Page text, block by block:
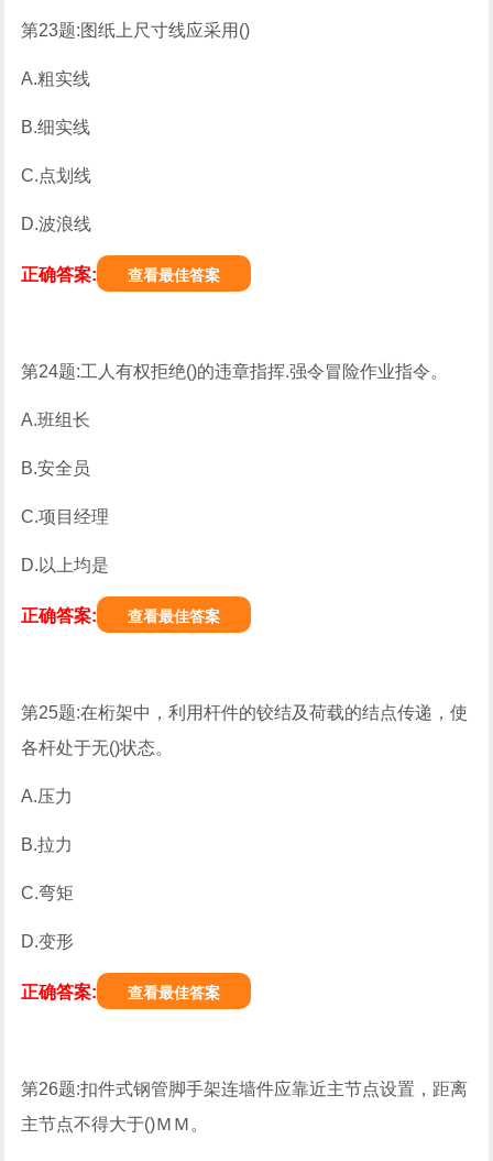
第23题:图纸上尺寸线应采用()
A.粗实线
B.细实线
C.点划线
D.波浪线
正确答案: 查看最佳答案
第24题:工人有权拒绝()的违章指挥.强令冒险作业指令。
A.班组长
B.安全员
C.项目经理
D.以上均是
正确答案: 查看最佳答案
第25题:在桁架中，利用杆件的铰结及荷载的结点传递，使
各杆处于无()状态。
A.压力
B.拉力
C.弯矩
D.变形
正确答案: 查看最佳答案
第26题:扣件式钢管脚手架连墙件应靠近主节点设置，距离
主节点不得大于()ＭＭ。